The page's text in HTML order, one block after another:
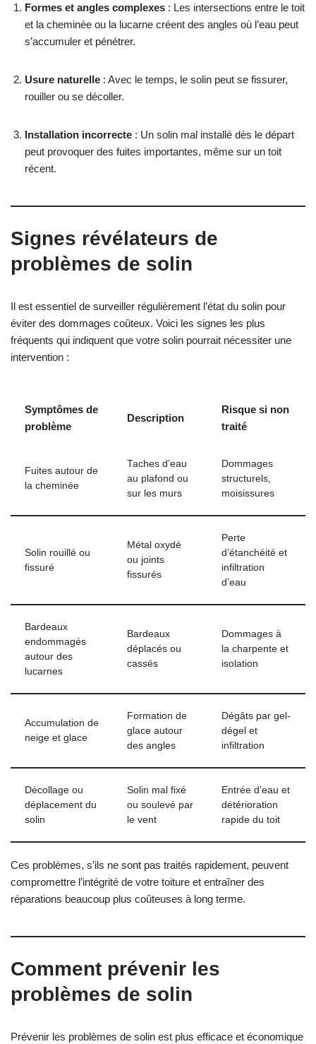
Formes et angles complexes : Les intersections entre le toit
et la cheminée ou la lucarne créent des angles où l’eau peut
s’accumuler et pénétrer.
Usure naturelle : Avec le temps, le solin peut se fissurer,
rouiller ou se décoller.
Installation incorrecte : Un solin mal installé dès le départ
peut provoquer des fuites importantes, même sur un toit
récent.
Signes révélateurs de
problèmes de solin
Il est essentiel de surveiller régulièrement l’état du solin pour
éviter des dommages coûteux. Voici les signes les plus
fréquents qui indiquent que votre solin pourrait nécessiter une
intervention :
Symptômes de
problème
Description
Risque si non
traité
Fuites autour de
la cheminée
Taches d’eau
au plafond ou
sur les murs
Dommages
structurels,
moisissures
Solin rouillé ou
fissuré
Métal oxydé
ou joints
fissurés
Perte
d’étanchéité et
infiltration
d’eau
Bardeaux
endommagés
autour des
lucarnes
Bardeaux
déplacés ou
cassés
Dommages à
la charpente et
isolation
Accumulation de
neige et glace
Formation de
glace autour
des angles
Dégâts par gel-
dégel et
infiltration
Décollage ou
déplacement du
solin
Solin mal fixé
ou soulevé par
le vent
Entrée d’eau et
détérioration
rapide du toit
Ces problèmes, s’ils ne sont pas traités rapidement, peuvent
compromettre l’intégrité de votre toiture et entraîner des
réparations beaucoup plus coûteuses à long terme.
Comment prévenir les
problèmes de solin
Prévenir les problèmes de solin est plus efficace et économique